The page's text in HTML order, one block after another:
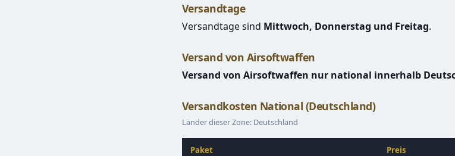
Versandtage
Versandtage sind Mittwoch, Donnerstag und Freitag.
Versand von Airsoftwaffen
Versand von Airsoftwaffen nur national innerhalb
Versandkosten National (Deutschland)
Länder dieser Zone: Deutschland
Paket Preis